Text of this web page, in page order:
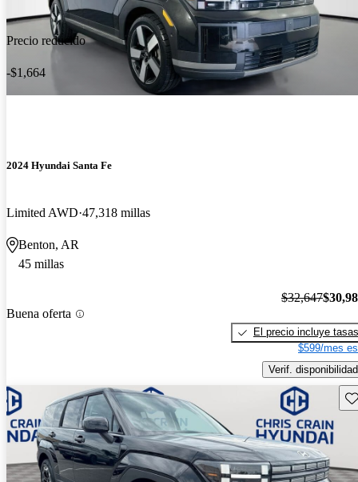
Precio reducido
-$1,664
2024 Hyundai Santa Fe
Limited AWD 47,318 millas
Benton, AR
45 millas
Buena oferta
$32,647
El precio incluye tasas
$599/mes
Verif. disponibilidad